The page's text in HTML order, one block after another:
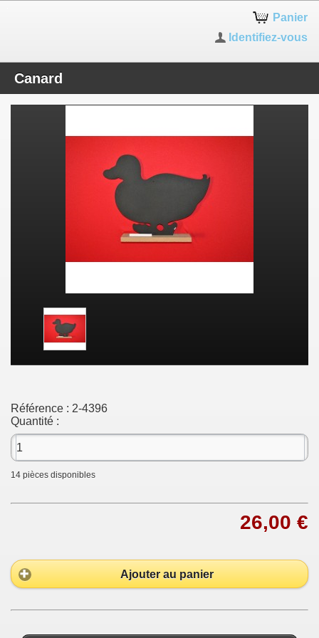
Panier
Identifiez-vous
Canard
Référence : 2-4396
Quantité :
14 pièces disponibles
26,00 €
Ajouter au panier